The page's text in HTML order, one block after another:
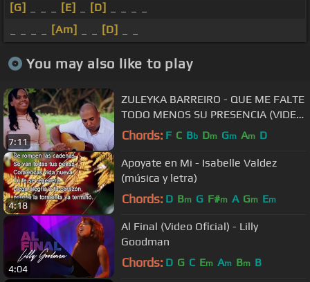
[G]
[E] [D]
[Am] [D]
You may also like to play
7:11
ZULEYKA BARREIRO - QUE ME FALTE
TODO MENOS SU PRESENCIA (VIDEO
OFICIAL)
Chords: F C Bb Dm Gm Am D
4:18
Apoyate en Mi - Isabelle Valdez
(música y letra)
Chords: D Bm G F#m A Gm Em
4:04
Al Final (Video Oficial) - Lilly
Goodman
Chords: D G C Em Am Bm B